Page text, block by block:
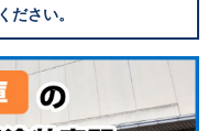
ださい。